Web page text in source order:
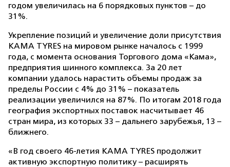
годом увеличилась на 6 порядковых пунктов – до
31%.
Укрепление позиций и увеличение доли присутствия
KAMA TYRES на мировом рынке началось с 1999
года, с момента основания Торгового дома «Кама»,
предприятия шинного комплекса. За 20 лет
компании удалось нарастить объемы продаж за
пределы России с 4% до 31% – показатель
реализации увеличился на 87%. По итогам 2018 года
география экспортных поставок насчитывает 46
стран мира, из которых 33 – дальнего зарубежья, 13 –
ближнего.
«В год своего 46-летия KAMA TYRES продолжит
активную экспортную политику – расширять